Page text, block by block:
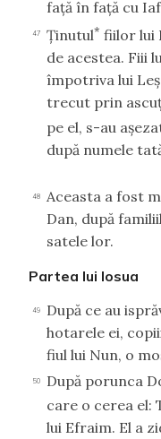
faţă în faţă cu
47 Ţinutul* fiilor lui
de acestea. Fiii
împotriva lui
trecut prin
pe el, s-au
după numele
48
Aceasta a fost
Dan, după
satele lor.
Partea lui Iosua
49
După ce au
hotarele ei,
fiul lui Nun, o
50
După porunca
care o cerea el:
lui Efraim. El a